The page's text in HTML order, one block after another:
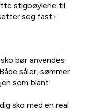
stigbøylene til
seg fast i
bør anvendes
såler, sømmer
som blant
sko med en real